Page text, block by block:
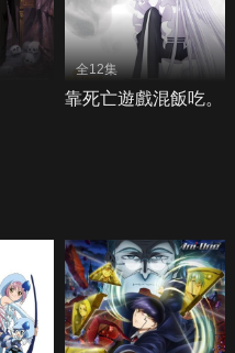
全12集
靠死亡遊戲混飯吃。